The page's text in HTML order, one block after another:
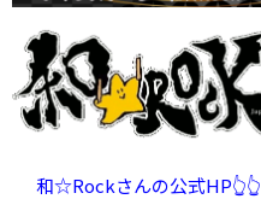
和☆Rockさんの公式HP👆👆